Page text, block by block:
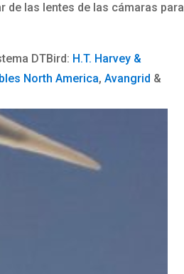
de las lentes de las cámaras para
DTBird: H.T. Harvey &
North America,Avangrid &